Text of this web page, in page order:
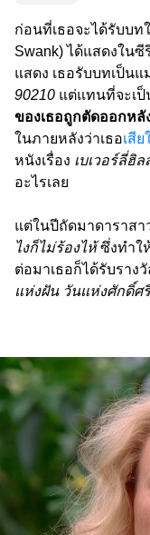
ก่อนที่เธอจะได้รับบท
Swank) ได้แสดงใน
แสดง เธอรับบทเป็นแ
90210 แต่แทนที่จะเ
ของเธอถูกตัดออกหลั
ในภายหลังว่าเธอเสีย
หนังเรื่อง เบเวอร์ลี่ฮิล
อะไรเลย
แต่ในปีถัดมาดาราสา
ไงก็ไม่ร้องไห้ซึ่งทำใ
ต่อมาเธอก็ได้รับราง
แห่งฝัน วันแห่งศักดิ์ศรี